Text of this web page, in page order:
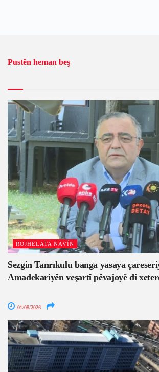
Pustên heman beş
ROJHELATA NAVÎN
Sezgin Tanrıkulu banga yasaya
Amadekariyên veşartî pêvajoyê di
01/08/2026